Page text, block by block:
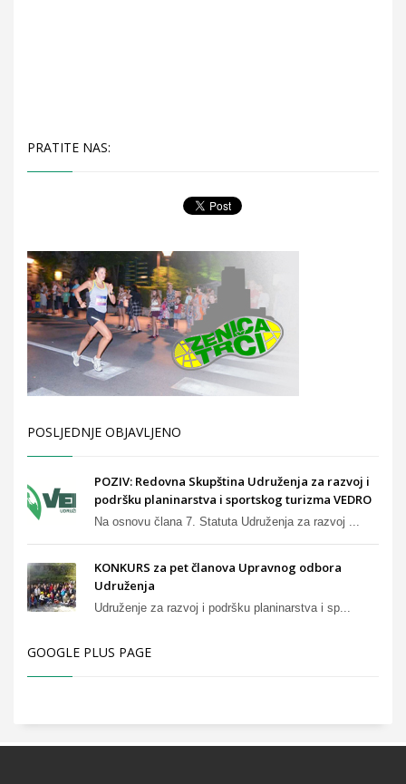
PRATITE NAS:
POSLJEDNJE OBJAVLJENO
POZIV: Redovna Skupština Udruženja za razvoj i
podršku planinarstva i sportskog turizma VEDRO
Na osnovu člana 7. Statuta Udruženja za razvoj ...
KONKURS za pet članova Upravnog odbora
Udruženja
Udruženje za razvoj i podršku planinarstva i sp...
GOOGLE PLUS PAGE